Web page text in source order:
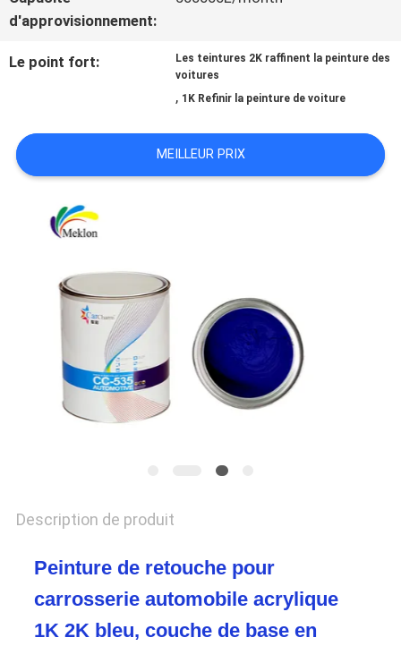
NOUVELLES
DEMANDE
DE
SOUMISSION
SITEMAP
POLITIQUE
CONFIDENTIALITÉ
d'approvisionnement:
Le point fort:
Les teintures 2K raffinent la peinture des
voitures
, 1K Refinir la peinture de voiture
MEILLEUR PRIX
Description de produit
Peinture de retouche pour
carrosserie automobile acrylique
1K 2K bleu, couche de base en